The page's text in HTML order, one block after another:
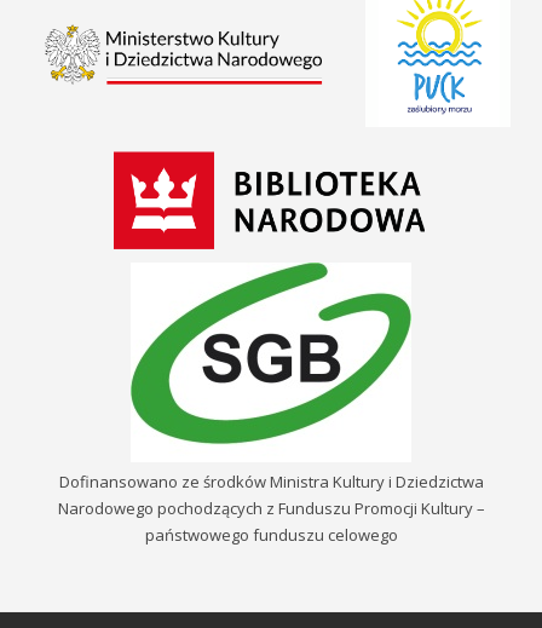
Dofinansowano ze środków Ministra Kultury i Dziedzictwa
Narodowego pochodzących z Funduszu Promocji Kultury –
państwowego funduszu celowego